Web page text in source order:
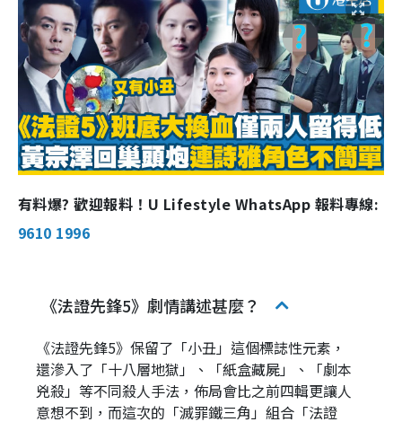
有料爆? 歡迎報料！U Lifestyle WhatsApp 報料專線:
9610 1996
《法證先鋒5》劇情講述甚麼？
《法證先鋒5》保留了「小丑」這個標誌性元素，
還滲入了「十八層地獄」、「紙盒藏屍」、「劇本
兇殺」等不同殺人手法，佈局會比之前四輯更讓人
意想不到，而這次的「滅罪鐵三角」組合「法證